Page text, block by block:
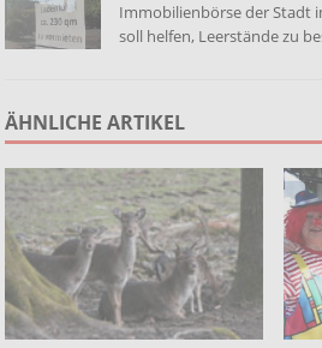
Immobilienbörse der Stadt
soll helfen, Leerstände zu
ÄHNLICHE ARTIKEL